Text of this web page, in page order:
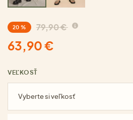
20 % 79,90 €
63,90 €
VEĽKOSŤ
Vyberte si veľkosť